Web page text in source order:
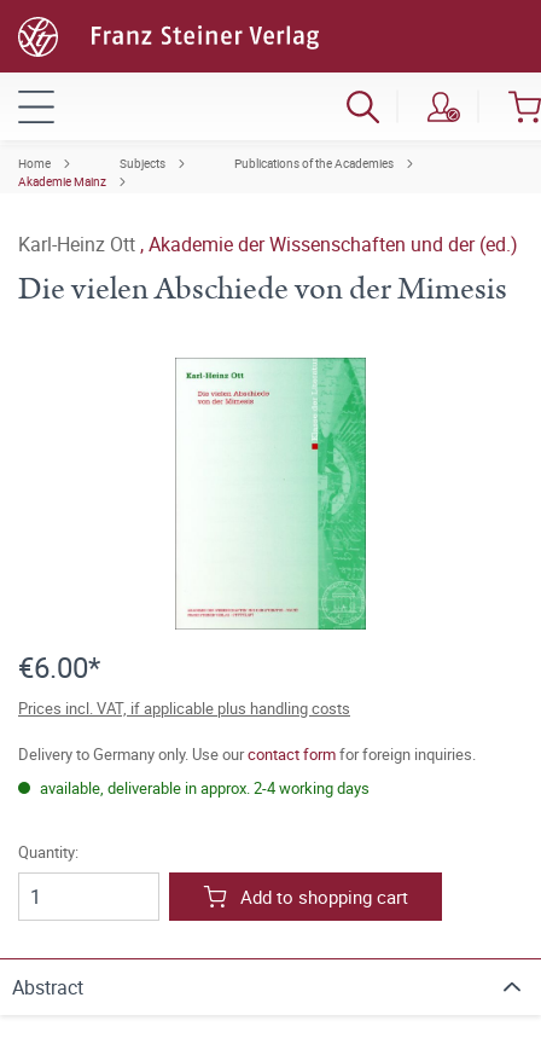
Home Subjects
Publications of the Academies
Akademie Mainz
Karl-Heinz Ott ,Akademie der Wissenschaften und der (ed.)
Die vielen Abschiede von der Mimesis
€6.00*
Prices incl. VAT, if applicable plus handling costs
Delivery to Germany only. Use ourcontact formfor foreign inquiries.
available, deliverable in approx. 2-4 working days
Quantity:
Add to shopping cart
Abstract